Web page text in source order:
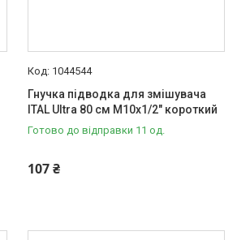
1044544
Гнучка підводка для змішувача
ITAL Ultra 80 см M10x1/2" короткий
Готово до відправки 11 од.
107 ₴